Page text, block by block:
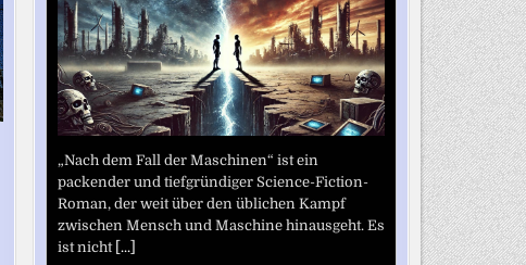
„Nach dem Fall der Maschinen“ ist ein
packender und tiefgründiger Science-Fiction-
Roman, der weit über den üblichen Kampf
zwischen Mensch und Maschine hinausgeht. Es
ist nicht [...]